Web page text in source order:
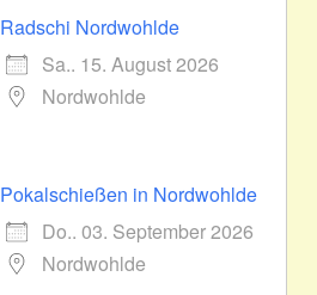
Radschi Nordwohlde
Sa.. 15. August 2026
Nordwohlde
Pokalschießen in Nordwohlde
Do.. 03. September 2026
Nordwohlde